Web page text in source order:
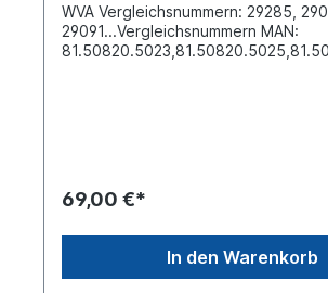
WVA Vergleichsnummern: 29285,
29091...Vergleichsnummern MAN:
69,00 €*
In den Warenkorb